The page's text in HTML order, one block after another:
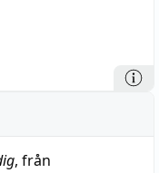
, från